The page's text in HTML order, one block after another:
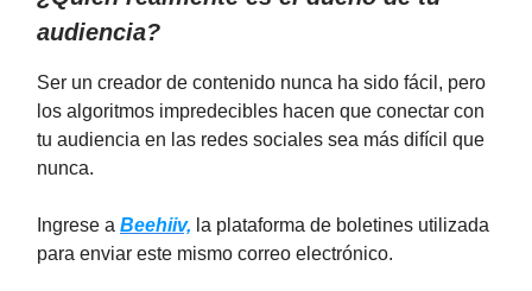
audiencia?
Ser un creador de contenido nunca ha sido fácil, pero
los algoritmos impredecibles hacen que conectar con
tu audiencia en las redes sociales sea más difícil que
nunca.
Ingrese a Beehiiv, la plataforma de boletines utilizada
para enviar este mismo correo electrónico.